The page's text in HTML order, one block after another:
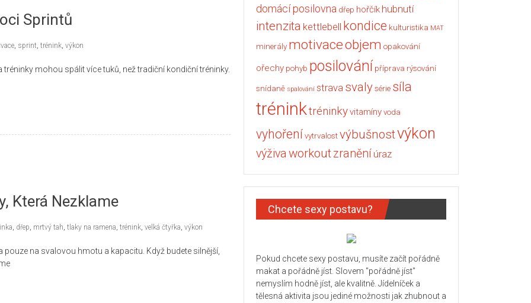
Sprintů
, sprint, trénink, výkon
mohou spálit více tuků, než tradiční kondiční tréninky.
Která Nezklame
, dřep, mrtvý tah, tlaky na ramena, trénink, velká čtyřka, výkon
na svalovou hmotu a kapacitu. Když budete silnější,
domácí posilovna dřep hořčík hubnutí
intenzita kettlebell kondice kulturistika MAT
minerály motivaceobjem opakování
ořechy pohyb posilování příprava rýsování
snídaně spalování strava svaly série síla
tréninktréninkyvitamíny voda
vyhoření vytrvalost výbušnostvýkon
výživaworkoutzranění úraz
Chcete sexy postavu?
Pokud chcete sexy postavu, musíte začít pořádně
makat a pořádně jíst. Slovem "pořádně jíst"
nemyslím hodně jíst, ale kvalitně. Jídelníček a
tělesná aktivita jsou jediné možnosti jak zhubnout a